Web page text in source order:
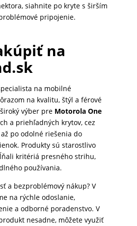
siahnite po kryte s širším
pripojenie.
na
na mobilné
na kvalitu, štýl a férové
výber pre Motorola One
a priehľadných krytov, cez
po odolné riešenia do
Produkty sú starostlivo
kritériá presného strihu,
používania.
a bezproblémový nákup? V
na rýchle odoslanie,
a odborné poradenstvo. V
nesadne, môžete využiť